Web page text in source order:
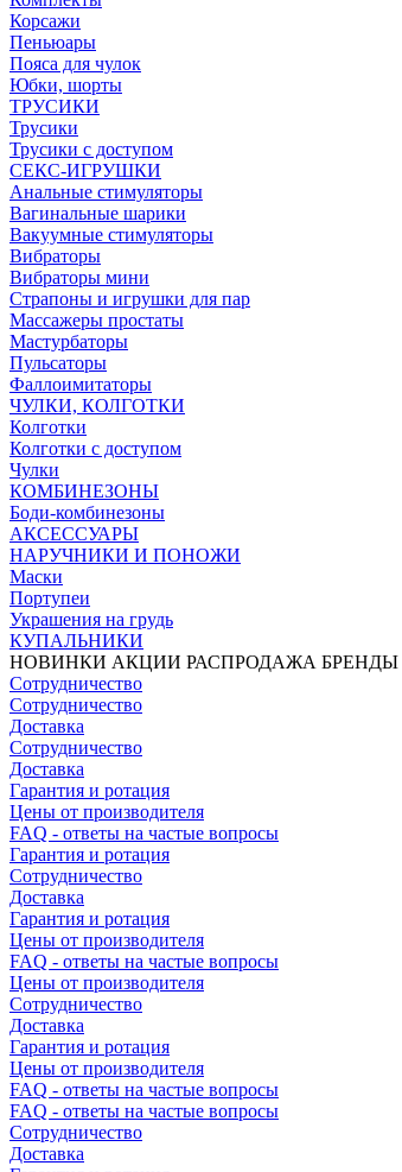
Корсажи
Пеньюары
Пояса для чулок
Юбки, шорты
ТРУСИКИ
Трусики
Трусики с доступом
СЕКС-ИГРУШКИ
Анальные стимуляторы
Вагинальные шарики
Вакуумные стимуляторы
Вибраторы
Вибраторы мини
Страпоны и игрушки для пар
Массажеры простаты
Мастурбаторы
Пульсаторы
Фаллоимитаторы
ЧУЛКИ, КОЛГОТКИ
Колготки
Колготки с доступом
Чулки
КОМБИНЕЗОНЫ
Боди-комбинезоны
АКСЕССУАРЫ
НАРУЧНИКИ И ПОНОЖИ
Маски
Портупеи
Украшения на грудь
КУПАЛЬНИКИ
НОВИНКИ АКЦИИ РАСПРОДАЖА БРЕНДЫ
Сотрудничество
Сотрудничество
Доставка
Сотрудничество
Доставка
Гарантия и ротация
Цены от производителя
FAQ - ответы на частые вопросы
Гарантия и ротация
Сотрудничество
Доставка
Гарантия и ротация
Цены от производителя
FAQ - ответы на частые вопросы
Цены от производителя
Сотрудничество
Доставка
Гарантия и ротация
Цены от производителя
FAQ - ответы на частые вопросы
FAQ - ответы на частые вопросы
Сотрудничество
Доставка